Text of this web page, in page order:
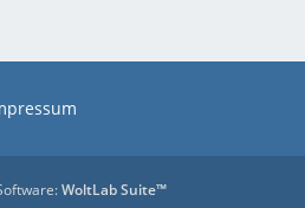
WoltLab Suite™